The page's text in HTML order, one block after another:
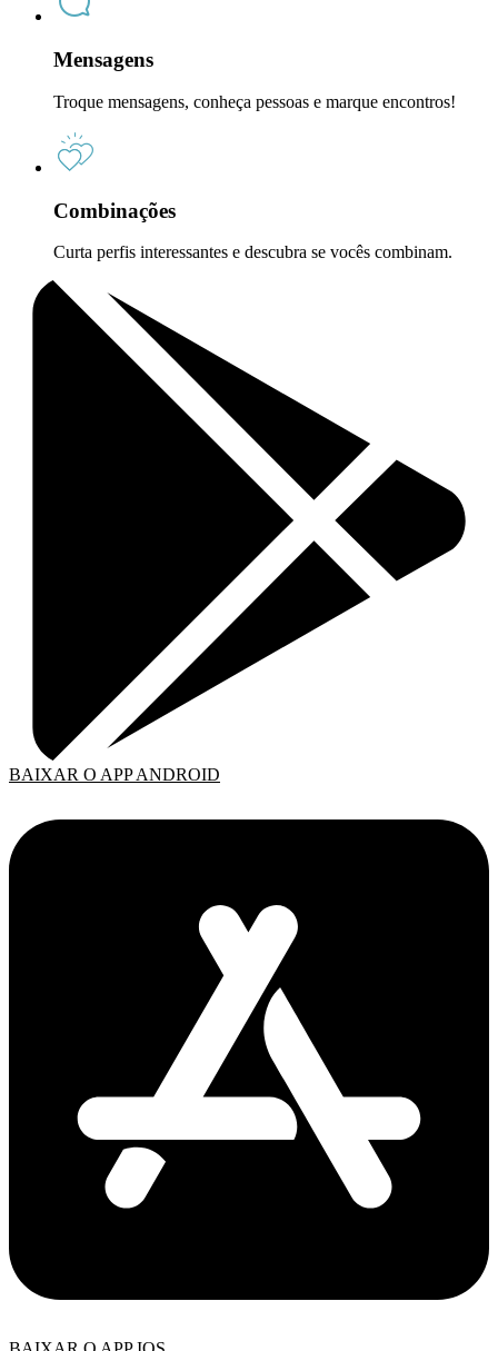
Mensagens
Troque mensagens, conheça pessoas e marque encontros!
Combinações
Curta perfis interessantes e descubra se vocês combinam.
BAIXAR O APP ANDROID